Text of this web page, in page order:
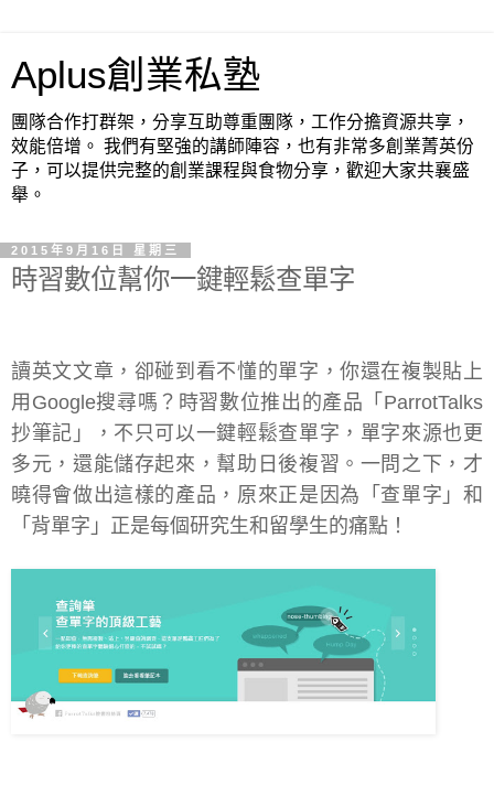
Aplus創業私塾
團隊合作打群架，分享互助尊重團隊，工作分擔資源共享，
效能倍增。 我們有堅強的講師陣容，也有非常多創業菁英份
子，可以提供完整的創業課程與食物分享，歡迎大家共襄盛
舉。
2015年9月16日 星期三
時習數位幫你一鍵輕鬆查單字
讀英文文章，卻碰到看不懂的單字，你還在複製貼上
用Google搜尋嗎？時習數位推出的產品「ParrotTalks
抄筆記」，不只可以一鍵輕鬆查單字，單字來源也更
多元，還能儲存起來，幫助日後複習。一問之下，才
曉得會做出這樣的產品，原來正是因為「查單字」和
「背單字」正是每個研究生和留學生的痛點！